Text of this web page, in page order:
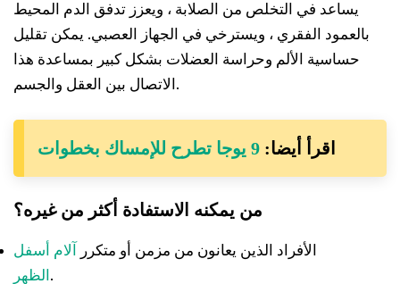
يساعد في التخلص من الصلابة ، ويعزز تدفق الدم المحيط
بالعمود الفقري ، ويسترخي في الجهاز العصبي. يمكن تقليل
حساسية الألم وحراسة العضلات بشكل كبير بمساعدة هذا
الاتصال بين العقل والجسم.
اقرأ أيضا: 9 يوجا تطرح للإمساك بخطوات
من يمكنه الاستفادة أكثر من غيره؟
الأفراد الذين يعانون من مزمن أو متكرر
آلام أسفل
الظهر .